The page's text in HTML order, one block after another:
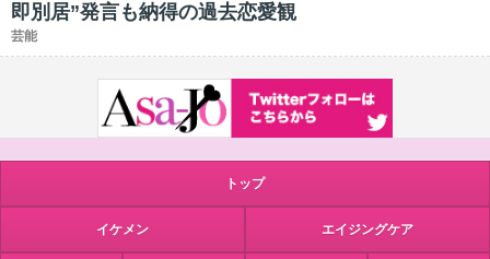
即別居”発言も納得の過去恋愛観
芸能
トップ
イケメン エイジングケア